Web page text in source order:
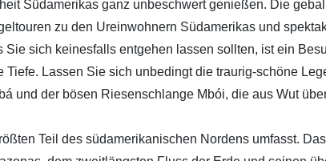
Südamerikas ganz unbeschwert genießen. Die
zu den Ureinwohnern Südamerikas und
sich keinesfalls entgehen lassen sollten, ist ein
Lassen Sie sich unbedingt die traurig-schöne
und der bösen Riesenschlange Mbói, die aus Wut
Teil des südamerikanischen Nordens umfasst. Das